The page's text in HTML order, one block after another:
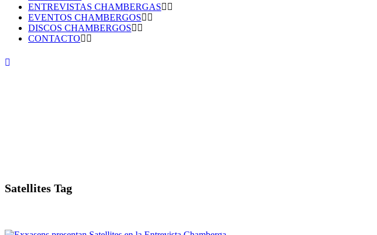
ENTREVISTAS CHAMBERGAS
EVENTOS CHAMBERGOS
DISCOS CHAMBERGOS
CONTACTO
Satellites Tag